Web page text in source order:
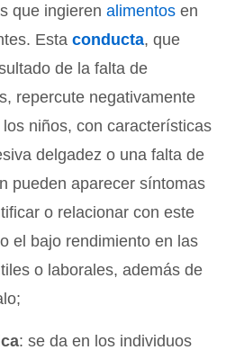
que ingierenalimentos en
Estaconducta, que
de la falta de
repercute negativamente
los niños, con características
delgadez o una falta de
pueden aparecer síntomas
o relacionar con este
el bajo rendimiento en las
o laborales, además de
: se da en los individuos